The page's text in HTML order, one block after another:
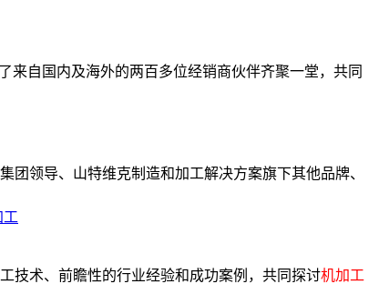
自国内及海外的两百多位经销商伙伴齐聚一堂，共同
领导、山特维克制造和加工解决方案旗下其他品牌、
工
技术、前瞻性的行业经验和成功案例，共同探讨机加工